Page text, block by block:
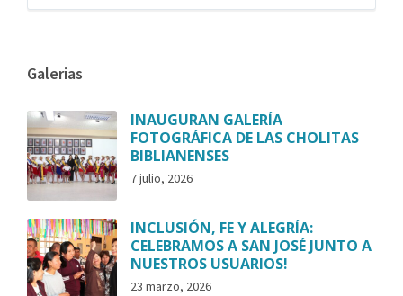
Galerias
INAUGURAN GALERÍA
FOTOGRÁFICA DE LAS CHOLITAS
BIBLIANENSES
7 julio, 2026
INCLUSIÓN, FE Y ALEGRÍA:
CELEBRAMOS A SAN JOSÉ JUNTO A
NUESTROS USUARIOS!
23 marzo, 2026